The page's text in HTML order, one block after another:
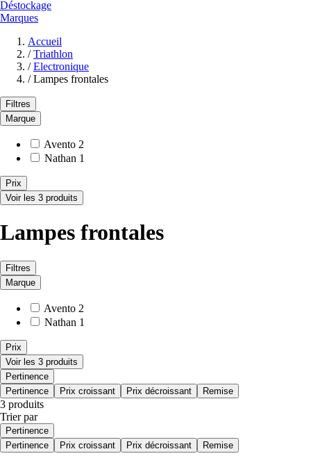
Déstockage
Marques
Accueil
/ Triathlon
/ Electronique
/ Lampes frontales
Filtres
Marque
Avento 2
Nathan 1
Prix
Voir les 3 produits
Lampes frontales
Filtres
Marque
Avento 2
Nathan 1
Prix
Voir les 3 produits
Pertinence
Pertinence
Prix croissant Prix décroissant Remise
3 produits
Trier par
Pertinence
Pertinence
Prix croissant Prix décroissant Remise